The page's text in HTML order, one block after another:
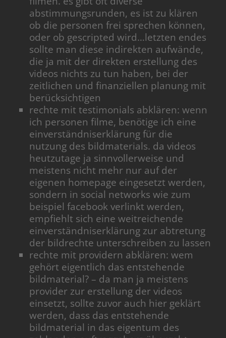
abstimmungsrunden, es ist zu klären
ob die personen frei sprechen können,
oder ob gescripted wird…letzten endes
sollte man diese indirekten aufwände,
die ja mit der direkten erstellung des
videos nichts zu tun haben, bei der
zeitlichen und finanziellen planung mit
berücksichtigen
rechte mit testimonials abklären: wenn
ich personen filme, benötige ich eine
einverständniserklärung für die
nutzung des bildmaterials. da videos
heutzutage ja sinnvollerweise und
meistens nicht mehr nur auf der
eigenen homepage eingesetzt werden,
sondern in social networks wie zum
beispiel facebook verlinkt werden,
empfiehlt sich eine weitreichende
einverständniserklärung zur abtretung
der bildrechte unterschreiben zu lassen
rechte mit providern abklären: wem
gehört eigentlich das entstehende
bildmaterial? – da man ja meistens
provider zur erstellung der videos
einsetzt, sollte zuvor auch hier geklärt
werden, dass das entstehende
bildmaterial in das eigentum des